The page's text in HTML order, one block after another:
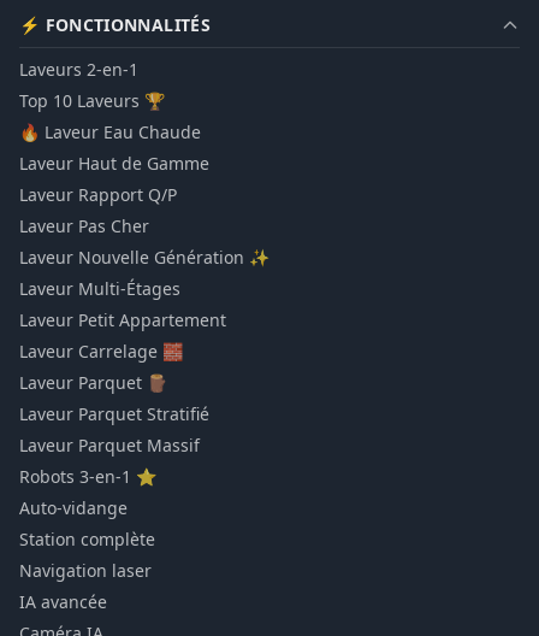
⚡ FONCTIONNALITÉS
Laveurs 2-en-1
Top 10 Laveurs 🏆
🔥 Laveur Eau Chaude
Laveur Haut de Gamme
Laveur Rapport Q/P
Laveur Pas Cher
Laveur Nouvelle Génération ✨
Laveur Multi-Étages
Laveur Petit Appartement
Laveur Carrelage 🧱
Laveur Parquet 🪵
Laveur Parquet Stratifié
Laveur Parquet Massif
Robots 3-en-1 ⭐
Auto-vidange
Station complète
Navigation laser
IA avancée